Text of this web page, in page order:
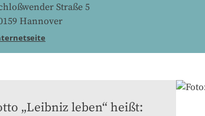
Straße 5
Hannover
„Leibniz leben“ heißt: